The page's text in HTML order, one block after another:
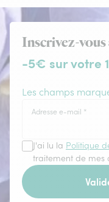
Inscrivez-
-5€ sur votre
Les champs
Adresse e-mail *
J'ai lu la Politique
traitement de mes